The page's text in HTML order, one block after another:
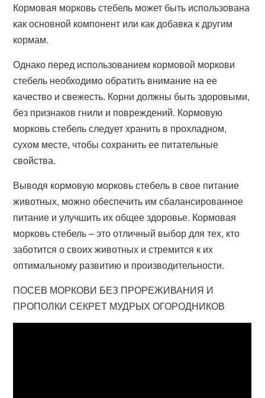
Кормовая морковь стебель может быть использована
как основной компонент или как добавка к другим
кормам.
Однако перед использованием кормовой моркови
стебель необходимо обратить внимание на ее
качество и свежесть. Корни должны быть здоровыми,
без признаков гнили и повреждений. Кормовую
морковь стебель следует хранить в прохладном,
сухом месте, чтобы сохранить ее питательные
свойства.
Выводя кормовую морковь стебель в свое питание
животных, можно обеспечить им сбалансированное
питание и улучшить их общее здоровье. Кормовая
морковь стебель – это отличный выбор для тех, кто
заботится о своих животных и стремится к их
оптимальному развитию и производительности.
ПОСЕВ МОРКОВИ БЕЗ ПРОРЕЖИВАНИЯ И
ПРОПОЛКИ СЕКРЕТ МУДРЫХ ОГОРОДНИКОВ